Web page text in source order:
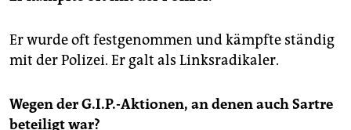
Er wurde oft festgenommen und kämpfte ständig
mit der Polizei. Er galt als Linksradikaler.
Wegen der G.I.P.-Aktionen, an denen auch Sartre
beteiligt war?